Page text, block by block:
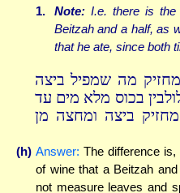
1.
Note:I.e. there is the
Beitzah and a half, as
that he ate, since both
מה שמפיל ביצה
בכוס מלא מים עד
ביצה ומחצה מן
(h) Answer: The difference
of wine that a Beitzah
not measure leaves and